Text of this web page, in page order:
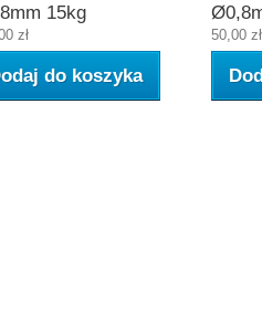
15kg
zł
do koszyka
50,00 zł